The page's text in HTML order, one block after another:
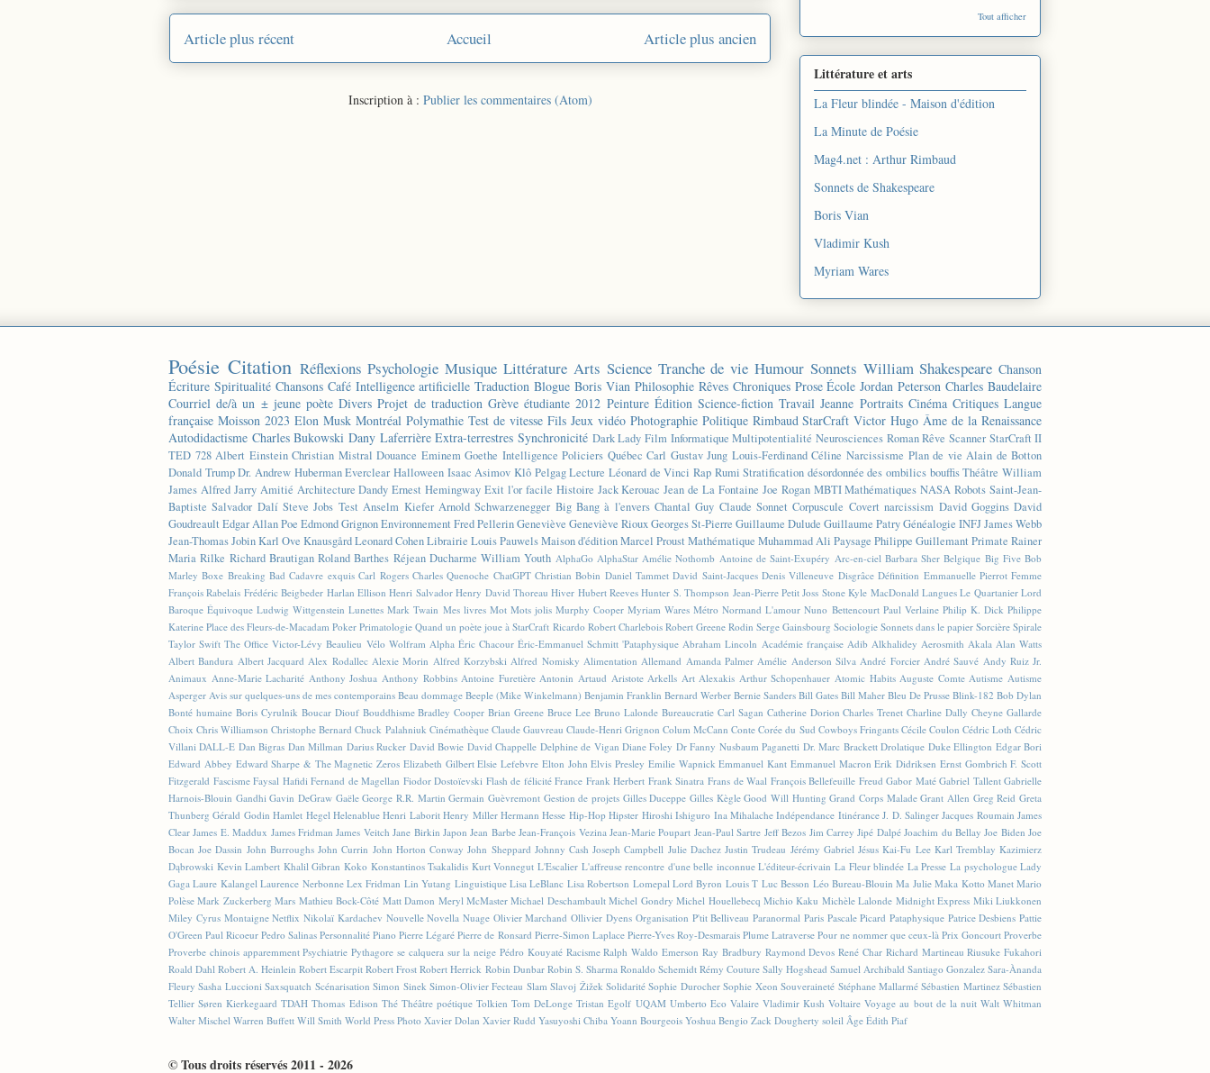
Article plus récent Article plus ancien
Accueil
Inscription à : Publier les commentaires (Atom)
Tout afficher
Littérature et arts
La Fleur blindée - Maison d'édition
La Minute de Poésie
Mag4.net : Arthur Rimbaud
Sonnets de Shakespeare
Boris Vian
Vladimir Kush
Myriam Wares
Poésie Citation Réflexions Psychologie Musique Littérature Arts Science Tranche de vie Humour Sonnets William Shakespeare Chanson
Écriture Spiritualité Chansons Café Intelligence artificielle Traduction Blogue Boris Vian Philosophie Rêves Chroniques Prose École Jordan Peterson Charles Baudelaire
Courriel de/à un ± jeune poète Divers Projet de traduction Grève étudiante 2012 Peinture Édition Science-fiction Travail Jeanne Portraits Cinéma Critiques Langue
française Moisson 2023 Elon Musk Montréal Polymathie Test de vitesse Fils Jeux vidéo Photographie Politique Rimbaud StarCraft Victor Hugo Âme de la Renaissance
Autodidactisme Charles Bukowski Dany Laferrière Extra-terrestres Synchronicité Dark Lady Film Informatique Multipotentialité Neurosciences Roman Rêve Scanner StarCraft II
TED 728 Albert Einstein Christian Mistral Douance Eminem Goethe Intelligence Policiers Québec Carl Gustav Jung Louis-Ferdinand Céline Narcissisme Plan de vie Alain de Botton
Donald Trump Dr. Andrew Huberman Everclear Halloween Isaac Asimov Klô Pelgag Lecture Léonard de Vinci Rap Rumi Stratification désordonnée des ombilics bouffis Théâtre William
James Alfred Jarry Amitié Architecture Dandy Ernest Hemingway Exit l'or facile Histoire Jack Kerouac Jean de La Fontaine Joe Rogan MBTI Mathématiques NASA Robots Saint-Jean-
Baptiste Salvador Dalí Steve Jobs Test Anselm Kiefer Arnold Schwarzenegger Big Bang à l'envers Chantal Guy Claude Sonnet Corpuscule Covert narcissism David Goggins David
Goudreault Edgar Allan Poe Edmond GrignonEnvironnement Fred PellerinGeneviève Geneviève RiouxGeorges St-Pierre Guillaume Dulude Guillaume PatryGénéalogie INFJJames Webb
Jean-Thomas JobinKarl Ove KnausgårdLeonard CohenLibrairie Louis PauwelsMaison d'éditionMarcel Proust Mathématique Muhammad Ali Paysage Philippe Guillemant Primate Rainer
Maria Rilke Richard Brautigan Roland Barthes Réjean Ducharme William Youth AlphaGo AlphaStar Amélie Nothomb Antoine de Saint-Exupéry Arc-en-ciel Barbara Sher Belgique Big Five Bob
Marley Boxe Breaking Bad Cadavre exquis Carl Rogers Charles Quenoche ChatGPT Christian Bobin Daniel Tammet David Saint-Jacques Denis Villeneuve Disgrâce Définition Emmanuelle Pierrot Femme
François Rabelais Frédéric Beigbeder Harlan Ellison Henri Salvador Henry David Thoreau Hiver Hubert Reeves Hunter S. Thompson Jean-Pierre Petit Joss Stone Kyle MacDonald Langues Le Quartanier Lord
Baroque Équivoque Ludwig Wittgenstein Lunettes Mark Twain Mes livres Mot Mots jolis Murphy Cooper Myriam Wares Métro Normand L'amour Nuno Bettencourt Paul Verlaine Philip K. Dick Philippe
Katerine Place des Fleurs-de-Macadam Poker Primatologie Quand un poète joue à StarCraft Ricardo Robert Charlebois Robert Greene Rodin Serge Gainsbourg Sociologie Sonnets dans le papier Sorcière Spirale
Taylor Swift The Office Victor-Lévy Beaulieu Vélo Wolfram Alpha Éric Chacour Éric-Emmanuel Schmitt 'Pataphysique Abraham Lincoln Académie française Adib Alkhalidey Aerosmith Akala Alan Watts
Albert Bandura Albert Jacquard Alex Rodallec Alexie Morin Alfred Korzybski Alfred Nomisky Alimentation Allemand Amanda Palmer Amélie Anderson Silva André Forcier André Sauvé Andy Ruiz Jr.
Animaux Anne-Marie Lacharité Anthony Joshua Anthony Robbins Antoine Furetière Antonin Artaud Aristote Arkells Art Alexakis Arthur Schopenhauer Atomic Habits Auguste Comte Autisme Autisme
Asperger Avis sur quelques-uns de mes contemporains Beau dommage Beeple (Mike Winkelmann) Benjamin Franklin Bernard Werber Bernie Sanders Bill Gates Bill Maher Bleu De Prusse Blink-182 Bob Dylan
Bonté humaine Boris Cyrulnik Boucar Diouf Bouddhisme Bradley Cooper Brian Greene Bruce Lee Bruno Lalonde Bureaucratie Carl Sagan Catherine Dorion Charles Trenet Charline Dally Cheyne Gallarde
Choix Chris Williamson Christophe Bernard Chuck Palahniuk Cinémathèque Claude Gauvreau Claude-Henri Grignon Colum McCann Conte Corée du Sud Cowboys Fringants Cécile Coulon Cédric Loth Cédric
Villani DALL-E Dan Bigras Dan Millman Darius Rucker David Bowie David Chappelle Delphine de Vigan Diane Foley Dr Fanny Nusbaum Paganetti Dr. Marc Brackett Drolatique Duke Ellington Edgar Bori
Edward Abbey Edward Sharpe & The Magnetic Zeros Elizabeth Gilbert Elsie Lefebvre Elton John Elvis Presley Emilie Wapnick Emmanuel Kant Emmanuel Macron Erik Didriksen Ernst Gombrich F. Scott
Fitzgerald Fascisme Faysal Hafidi Fernand de Magellan Fiodor Dostoïevski Flash de félicité France Frank Herbert Frank Sinatra Frans de Waal François Bellefeuille Freud Gabor Maté Gabriel Tallent Gabrielle
Harnois-Blouin Gandhi Gavin DeGraw Gaële George R.R. Martin Germain Guèvremont Gestion de projets Gilles Duceppe Gilles Kègle Good Will Hunting Grand Corps Malade Grant Allen Greg Reid Greta
Thunberg Gérald Godin Hamlet Hegel Helenablue Henri Laborit Henry Miller Hermann Hesse Hip-Hop Hipster Hiroshi Ishiguro Ina Mihalache Indépendance Itinérance J. D. Salinger Jacques Roumain James
Clear James E. Maddux James Fridman James Veitch Jane Birkin Japon Jean Barbe Jean-François Vezina Jean-Marie Poupart Jean-Paul Sartre Jeff Bezos Jim Carrey Jipé Dalpé Joachim du Bellay Joe Biden Joe
Bocan Joe Dassin John Burroughs John Currin John Horton Conway John Sheppard Johnny Cash Joseph Campbell Julie Dachez Justin Trudeau Jérémy Gabriel Jésus Kai-Fu Lee Karl Tremblay Kazimierz
Dąbrowski Kevin Lambert Khalil Gibran Koko Konstantinos Tsakalidis Kurt Vonnegut L'Escalier L'affreuse rencontre d'une belle inconnue L'éditeur-écrivain La Fleur blindée La Presse La psychologue Lady
Gaga Laure Kalangel Laurence Nerbonne Lex Fridman Lin Yutang Linguistique Lisa LeBlanc Lisa Robertson Lomepal Lord Byron Louis T Luc Besson Léo Bureau-Blouin Ma Julie Maka Kotto Manet Mario
Polèse Mark Zuckerberg Mars Mathieu Bock-Côté Matt Damon Meryl McMaster Michael Deschambault Michel Gondry Michel Houellebecq Michio Kaku Michèle Lalonde Midnight Express Miki Liukkonen
Miley Cyrus Montaigne Netflix Nikolaï Kardachev Nouvelle Novella Nuage Olivier Marchand Ollivier Dyens Organisation P'tit Belliveau Paranormal Paris Pascale Picard Pataphysique Patrice Desbiens Pattie
O'Green Paul Ricoeur Pedro Salinas Personnalité Piano Pierre Légaré Pierre de Ronsard Pierre-Simon Laplace Pierre-Yves Roy-Desmarais Plume Latraverse Pour ne nommer que ceux-là Prix Goncourt Proverbe
Proverbe chinois apparemment Psychiatrie Pythagore se calquera sur la neige Pédro Kouyaté Racisme Ralph Waldo Emerson Ray Bradbury Raymond Devos René Char Richard Martineau Riusuke Fukahori
Roald Dahl Robert A. Heinlein Robert Escarpit Robert Frost Robert Herrick Robin Dunbar Robin S. Sharma Ronaldo Schemidt Rémy Couture Sally Hogshead Samuel Archibald Santiago Gonzalez Sara-Ànanda
Fleury Sasha Luccioni Saxsquatch Scénarisation Simon Sinek Simon-Olivier Fecteau Slam Slavoj Žižek Solidarité Sophie Durocher Sophie Xeon Souveraineté Stéphane Mallarmé Sébastien Martinez Sébastien
Tellier Søren Kierkegaard TDAH Thomas Edison Thé Théâtre poétique Tolkien Tom DeLonge Tristan Egolf UQAM Umberto Eco Valaire Vladimir Kush Voltaire Voyage au bout de la nuit Walt Whitman
Walter Mischel Warren Buffett Will Smith World Press Photo Xavier Dolan Xavier Rudd Yasuyoshi Chiba Yoann Bourgeois Yoshua Bengio Zack Dougherty soleil Âge Édith Piaf
© Tous droits réservés 2011 - 2026